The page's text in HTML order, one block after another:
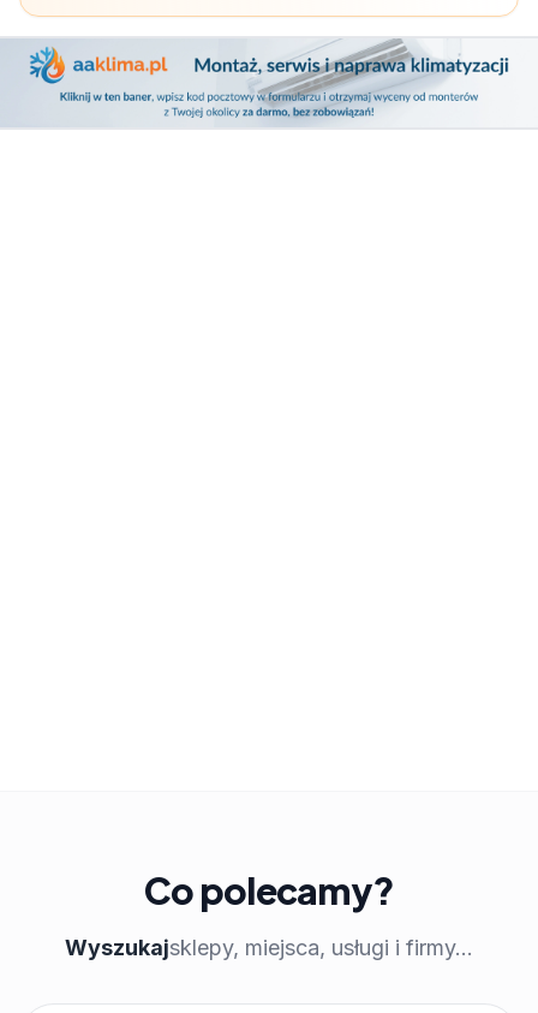
Co polecamy?
Wyszukajsklepy, miejsca, usługi i firmy...